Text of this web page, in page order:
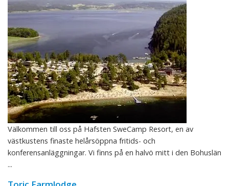
Välkommen till oss på Hafsten SweCamp Resort, en av
västkustens finaste helårsöppna fritids- och
konferensanläggningar. Vi finns på en halvö mitt i den Bohuslän
...